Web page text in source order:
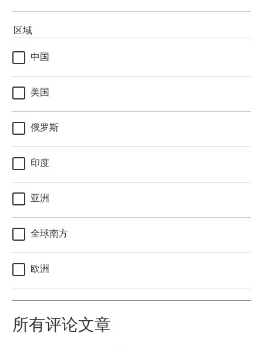
区域
中国
美国
俄罗斯
印度
亚洲
全球南方
欧洲
所有评论文章